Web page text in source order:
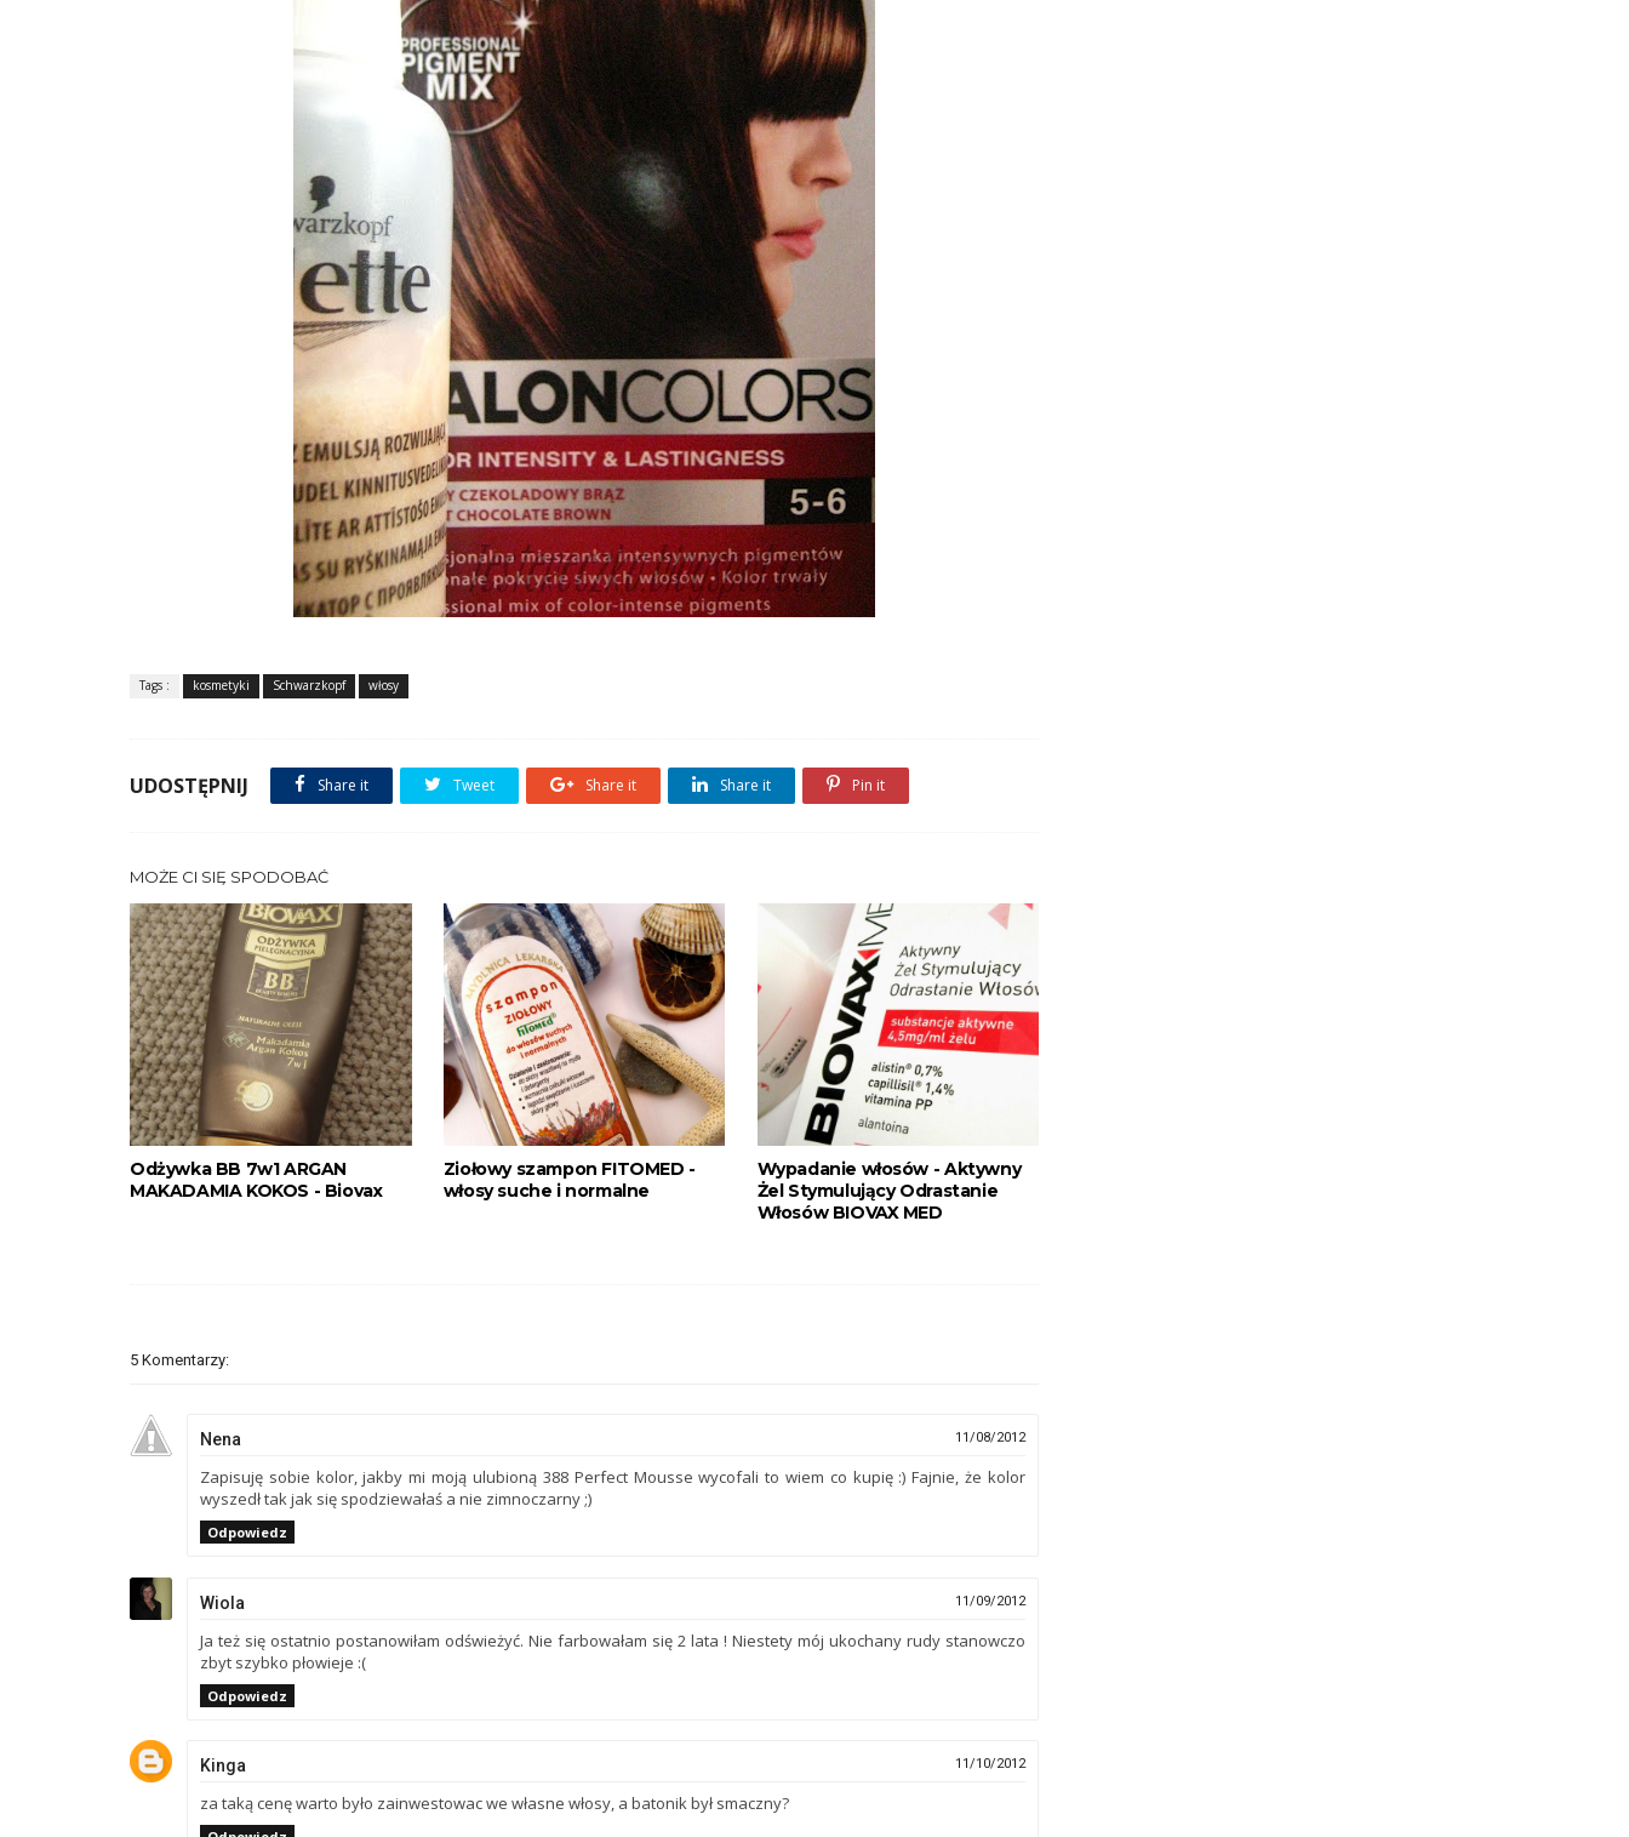
Tags : kosmetyki Schwarzkopf włosy
UDOSTĘPNIJ Share it Tweet Share it Share it Pin it
MOŻE CI SIĘ SPODOBAĆ
Odżywka BB 7w1 ARGAN
MAKADAMIA KOKOS - Biovax
Ziołowy szampon FITOMED -
włosy suche i normalne
Wypadanie włosów - Aktywny
Żel Stymulujący Odrastanie
Włosów BIOVAX MED
5 Komentarzy:
Nena 11/08/2012
Zapisuję sobie kolor, jakby mi moją ulubioną 388 Perfect Mousse wycofali to wiem co kupię :) Fajnie, że kolor
wyszedł tak jak się spodziewałaś a nie zimnoczarny ;)
Odpowiedz
Wiola 11/09/2012
Ja też się ostatnio postanowiłam odświeżyć. Nie farbowałam się 2 lata ! Niestety mój ukochany rudy stanowczo
zbyt szybko płowieje :(
Odpowiedz
Kinga 11/10/2012
za taką cenę warto było zainwestowac we własne włosy, a batonik był smaczny?